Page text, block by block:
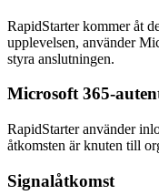
RapidStarter kommer åt
upplevelsen, använder
styra anslutningen.
Microsoft 365-
RapidStarter använder
åtkomsten är knuten till
Signalåtkomst